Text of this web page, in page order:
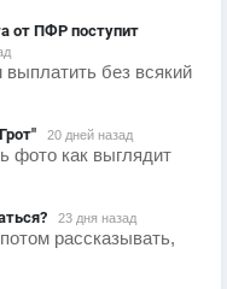
от ПФР поступит
без всякий
20 дней назад
фото как выглядит
23 дня назад
рассказывать,